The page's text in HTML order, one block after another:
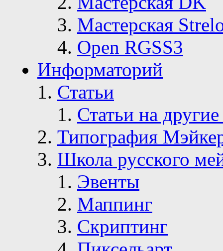
Мастерская
Open RGSS3
Информаторий
Статьи
Статьи на
Типография
Школа русского
Эвенты
Маппинг
Скриптинг